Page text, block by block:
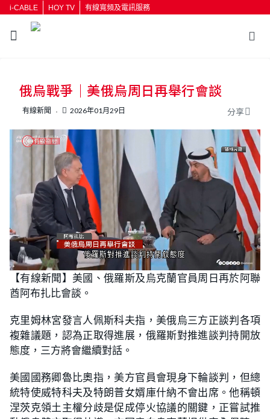
i-CABLE HOY TV 有線寬頻及電訊服務
按輸入鍵開始搜尋
俄烏戰爭｜美俄烏周日再舉行會談
有線新聞 2026年01月29日 分享
U
n
m
t
e
L
o
a
d
8
.
7
5
%
【有線新聞】美國、俄羅斯及烏克蘭官員周日再於阿聯
酋阿布扎比會談。
克里姆林宮發言人佩斯科夫指，美俄烏三方正談判各項
複雜議題，認為正取得進展，俄羅斯對推進談判持開放
態度，三方將會繼續對話。
美國國務卿魯比奧指，美方官員會現身下輪談判，但總
統特使威特科夫及特朗普女婿庫什納不會出席。他稱頓
涅茨克領土主權分歧是促成停火協議的關鍵，正嘗試推